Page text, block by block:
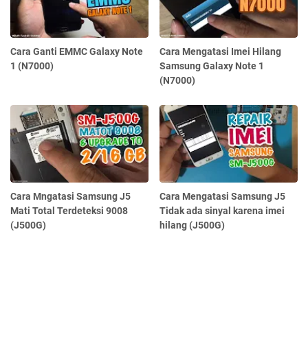
Cara Ganti EMMC Galaxy Note
1 (N7000)
Cara Mengatasi Imei Hilang
Samsung Galaxy Note 1
(N7000)
Cara Mngatasi Samsung J5
Mati Total Terdeteksi 9008
(J500G)
Cara Mengatasi Samsung J5
Tidak ada sinyal karena imei
hilang (J500G)